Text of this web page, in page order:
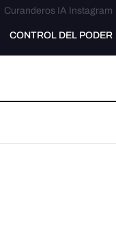
Curanderos IA Instagram
CONTROL DEL PODER